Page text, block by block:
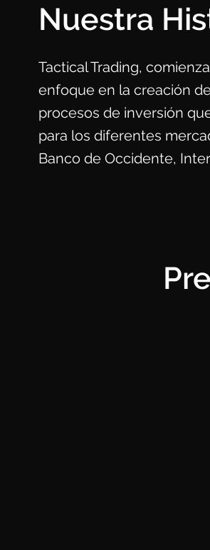
Nuestra
Tactical Trading,
enfoque en la creación
procesos de inversión
para los diferentes
Banco de Occidente,